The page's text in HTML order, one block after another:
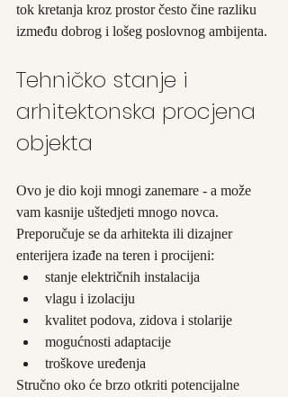
tok kretanja kroz prostor često čine razliku
između dobrog i lošeg poslovnog ambijenta.
Tehničko stanje i
arhitektonska procjena
objekta
Ovo je dio koji mnogi zanemare - a može
vam kasnije uštedjeti mnogo novca.
Preporučuje se da arhitekta ili dizajner
enterijera izađe na teren i procijeni:
stanje električnih instalacija
vlagu i izolaciju
kvalitet podova, zidova i stolarije
mogućnosti adaptacije
troškove uređenja
Stručno oko će brzo otkriti potencijalne